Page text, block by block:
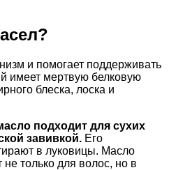
и помогает поддерживать
имеет мертвую белковую
блеска, лоска и
подходит для сухих
завивкой. Его
в луковицы. Масло
только для волос, но в